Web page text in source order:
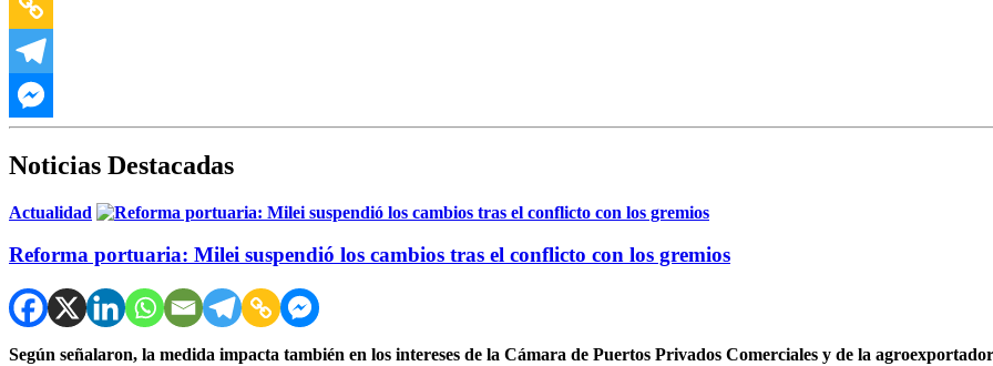
Noticias Destacadas
Actualidad
Reforma portuaria: Milei suspendió los cambios tras el conflicto con los gremios
Según señalaron, la medida impacta también en los intereses de la Cámara de Puertos Privados Comerciales y de la